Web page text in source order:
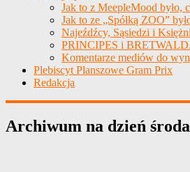
Jak to z MeepleMood było,
Jak to ze „Spółką ZOO”
Najeźdźcy, Sąsiedzi i
PRINCIPES i
Komentarze mediów do
Plebiscyt Planszowe Gram Prix
Redakcja
Archiwum na dzień